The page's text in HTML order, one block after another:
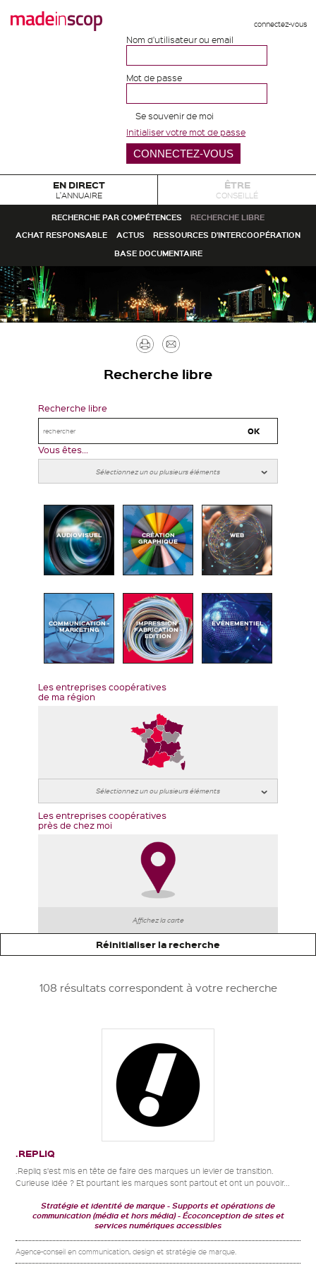
connectez-vous
Nom d'utilisateur ou email
Mot de passe
Se souvenir de moi
Initialiser votre mot de passe
EN DIRECT
L'ANNUAIRE
ÊTRE
CONSEILLÉ
RECHERCHE PAR COMPÉTENCES
RECHERCHE LIBRE
ACHAT RESPONSABLE
ACTUS
RESSOURCES D'INTERCOOPÉRATION
BASE DOCUMENTAIRE
Imprimer
Recherche libre
Recherche libre
Vous êtes...
AUDIOVISUEL CRÉATION
GRAPHIQUE
WEB
COMMUNICATION -
MARKETING
IMPRESSION -
FABRICATION -
EDITION
ÉVÉNEMENTIEL
Les entreprises coopératives
de ma région
Les entreprises coopératives
près de chez moi
Affichez la carte
Réinitialiser la recherche
108 résultats correspondent à votre recherche
.REPLIQ
.Repliq s’est mis en tête de faire des marques un levier de transition.
Curieuse idée ? Et pourtant les marques sont partout et ont un pouvoir...
Stratégie et identité de marque
Supports et opérations de
communication (média et hors média)
Écoconception de sites et
services numériques accessibles
Agence-conseil en communication, design et stratégie de marque.